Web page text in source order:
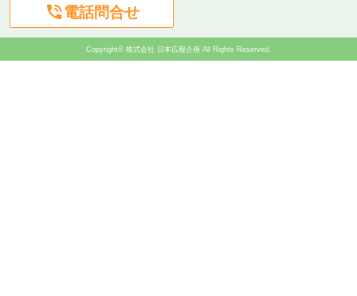
電話問合せ
Copyright© 株式会社 日本広報企画 All Rights Reserved.